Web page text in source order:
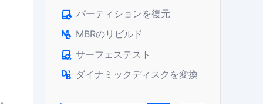
 パーティションを復元
 MBRのリビルド
 サーフェステスト
 ダイナミックディスクを変換